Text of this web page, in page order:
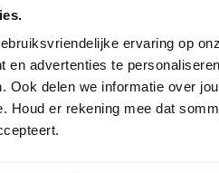
ervaring op
en advertenties te
Ook delen we informatie over
Houd er rekening mee dat
this box offers durable
material prevents shocks
undamaged.
boxhere.